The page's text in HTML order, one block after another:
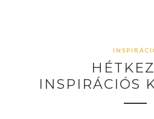
INSPIRÁCIÓS